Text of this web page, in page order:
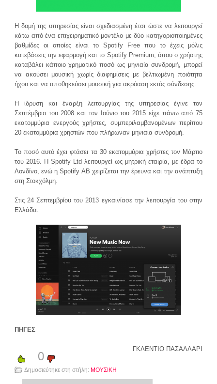
Η δομή της υπηρεσίας είναι σχεδιασμένη έτσι ώστε να λειτουργεί
κάτω από ένα επιχειρηματικό μοντέλο με δύο κατηγοριοποιημένες
βαθμίδες οι οποίες είναι το Spotify Free που το έχεις μόλις
κατεβάσεις την εφαρμογή και το Spotify Premium, όπου ο χρήστης
καταβάλει κάποιο χρηματικό ποσό ως μηνιαία συνδρομή, μπορεί
να ακούσει μουσική χωρίς διαφημίσεις με βελτιωμένη ποιότητα
ήχου και να αποθηκεύσει μουσική για ακρόαση εκτός σύνδεσης.
Η ίδρυση και έναρξη λειτουργίας της υπηρεσίας έγινε τον
Σεπτέμβριο του 2008 και τον Ιούνιο του 2015 είχε πάνω από 75
εκατομμύρια ενεργούς χρήστες, συμπεριλαμβανομένων περίπου
20 εκατομμύρια χρηστών που πλήρωναν μηνιαία συνδρομή.
Το ποσό αυτό έχει φτάσει τα 30 εκατομμύρια χρήστες τον Μάρτιο
του 2016. Η Spotify Ltd λειτουργεί ως μητρική εταιρία, με έδρα το
Λονδίνο, ενώ η Spotify ΑΒ χειρίζεται την έρευνα και την ανάπτυξη
στη Στοκχόλμη.
Στις 24 Σεπτεμβρίου του 2013 εγκαινίασε την λειτουργία του στην
Ελλάδα.
ΠΗΓΕΣ
ΓΚΛΕΝΤΙΟ ΠΑΣΑΛΛΑΡΙ
0
Δημοσιεύτηκε στη στήλη: ΜΟΥΣΙΚΗ